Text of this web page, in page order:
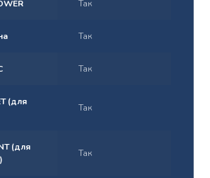
Так
Так
Так
(для
Так
(для
Так